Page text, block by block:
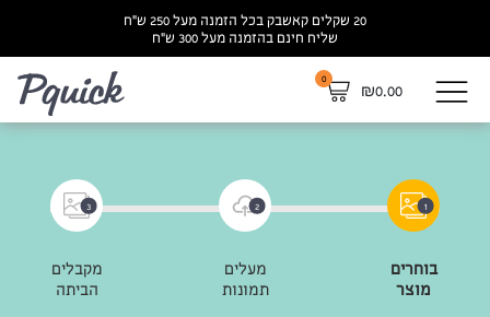
20 שקלים קאשבק בכל הזמנה מעל 250 ש”ח
שליח חינם בהזמנה מעל 300 ש”ח
₪0.00
0
1
בוחרים
מוצר
2
מעלים
תמונות
3
מקבלים
הביתה